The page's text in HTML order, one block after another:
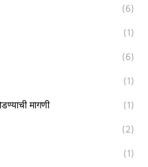
(6)
(1)
(6)
(1)
मागणी (1)
(2)
(1)